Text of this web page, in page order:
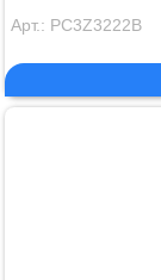
Арт.: PC3Z3222B